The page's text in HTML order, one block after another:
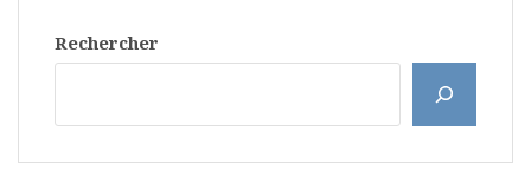
Rechercher